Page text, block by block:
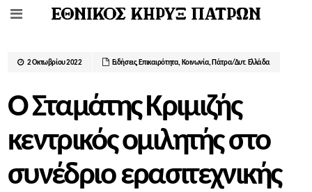
2 Οκτωβρίου 2022 Ειδήσεις, Επικαιρότητα, Κοινωνία, Πάτρα/Δυτ. Ελλάδα
Ο Σταμάτης Κριμιζής
κεντρικός ομιλητής στο
συνέδριο ερασιτεχνικής